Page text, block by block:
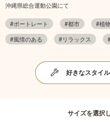
沖縄県総合運動公園にて
#ポートレート #都市 #植物
#風情のある
#リラックス
好きなスタイ
サイズを選択